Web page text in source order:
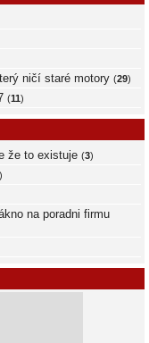
ničí staré motory (29)
(11)
že to existuje (3)
)
na poradni firmu